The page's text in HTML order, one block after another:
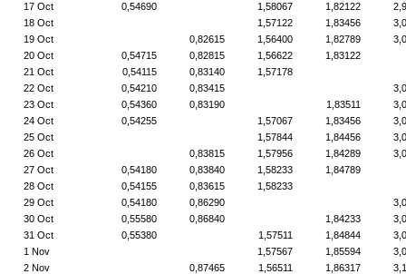
17 Oct
0,54690 1,58067 1,82122
18 Oct
1,57122 1,83456
19 Oct
0,82615 1,56400 1,82789
20 Oct
0,54715 0,82815 1,56622
1,83122
21 Oct
0,54115 0,83140
1,57178
22 Oct
0,54210 0,83415
23 Oct
0,54360 0,83190 1,83511
24 Oct
0,54255 1,57067 1,83456
25 Oct
1,57844 1,84456
26 Oct
0,83815 1,57956 1,84289
27 Oct
0,54180 0,83840 1,58233
1,84789
28 Oct
0,54155 0,83615
1,58233
29 Oct
0,54180 0,86290
30 Oct
0,55580 0,86840 1,84233
31 Oct
0,55380 1,57511 1,84844
1 Nov
1,57567 1,85594
2 Nov
0,87465 1,56511 1,86317